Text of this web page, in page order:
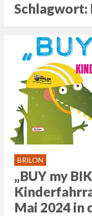
Schlagwort:
BRILON
„BUY my
Mai 2024 in